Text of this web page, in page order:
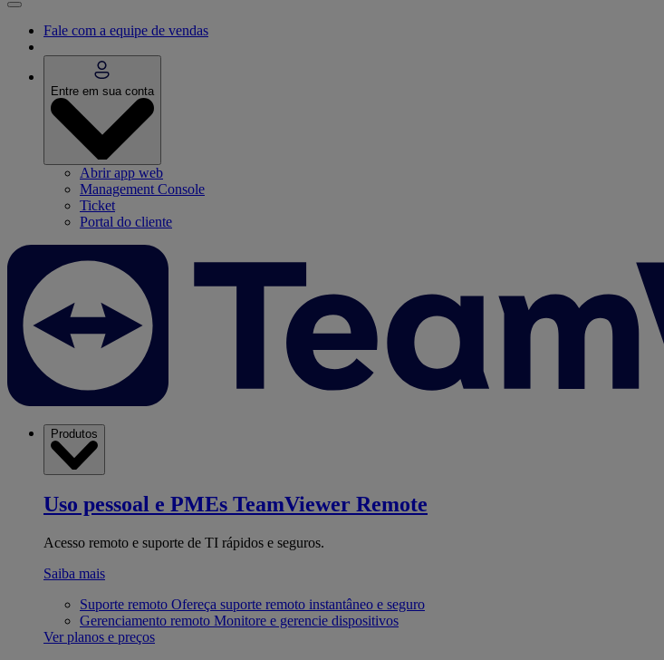
Fale com a equipe de vendas
Entre em sua conta
Abrir app web
Management Console
Ticket
Portal do cliente
Produtos
Uso pessoal e PMEs TeamViewer Remote
Acesso remoto e suporte de TI rápidos e seguros.
Saiba mais
Suporte remoto Ofereça suporte remoto instantâneo e seguro
Gerenciamento remoto Monitore e gerencie dispositivos
Ver planos e preços